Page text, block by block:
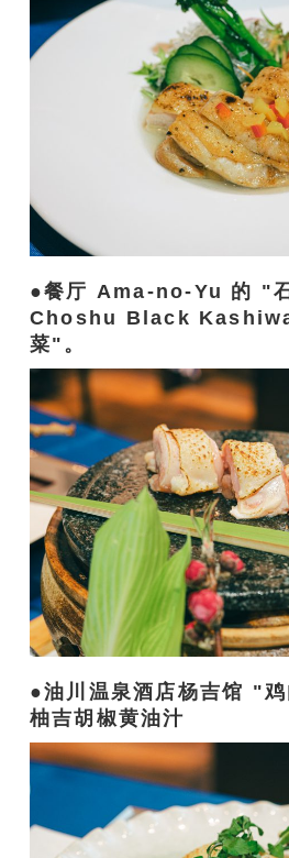
餐厅 Ama-no-Yu 的 "
Choshu Black Kashiwa
菜"。
油川温泉酒店杨吉馆 "鸡
柚吉胡椒黄油汁